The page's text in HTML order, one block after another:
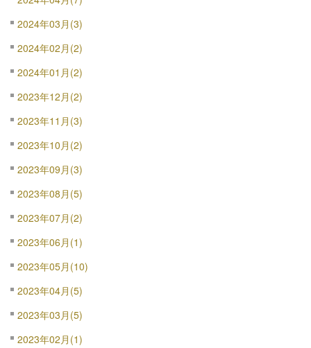
2024年03月(3)
2024年02月(2)
2024年01月(2)
2023年12月(2)
2023年11月(3)
2023年10月(2)
2023年09月(3)
2023年08月(5)
2023年07月(2)
2023年06月(1)
2023年05月(10)
2023年04月(5)
2023年03月(5)
2023年02月(1)